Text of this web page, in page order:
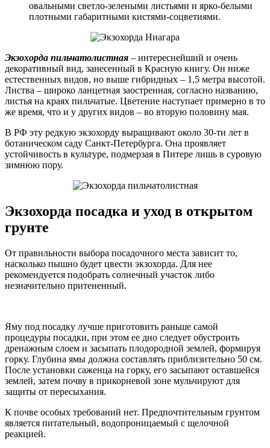
овальными светло-зелеными листьями и ярко-белыми
плотными габаритными кистями-соцветиями.
Экзохорда пильчатолистная – интереснейший и очень
декоративный вид, занесенный в Красную книгу. Он ниже
естественных видов, но выше гибридных – 1,5 метра высотой.
Листва – широко ланцетная заостренная, согласно названию,
листья на краях пильчатые. Цветение наступает примерно в то
же время, что и у других видов – во вторую половину мая.
В РФ эту редкую экзохорду выращивают около 30-ти лет в
ботаническом саду Санкт-Петербурга. Она проявляет
устойчивость в культуре, подмерзая в Питере лишь в суровую
зимнюю пору.
Экзохорда посадка и уход в открытом
грунте
От правильности выбора посадочного места зависит то,
насколько пышно будет цвести экзохорда. Для нее
рекомендуется подобрать солнечный участок либо
незначительно притененный.
Яму под посадку лучше приготовить раньше самой
процедуры посадки, при этом ее дно следует обустроить
дренажным слоем и засыпать плодородной землей, формируя
горку. Глубина ямы должна составлять приблизительно 50 см.
После установки саженца на горку, его засыпают оставшейся
землей, затем почву в прикорневой зоне мульчируют для
защиты от пересыхания.
К почве особых требований нет. Предпочтительным грунтом
является питательный, водопроницаемый с щелочной
реакцией.